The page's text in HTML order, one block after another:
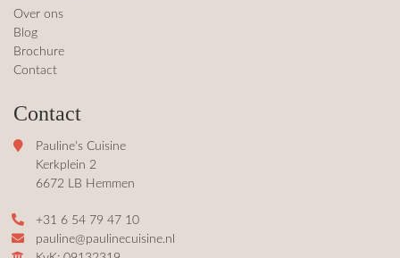
Over ons
Blog
Brochure
Contact
Contact
Pauline's Cuisine
Kerkplein 2
6672 LB Hemmen
+31 6 54 79 47 10
pauline@paulinecuisine.nl